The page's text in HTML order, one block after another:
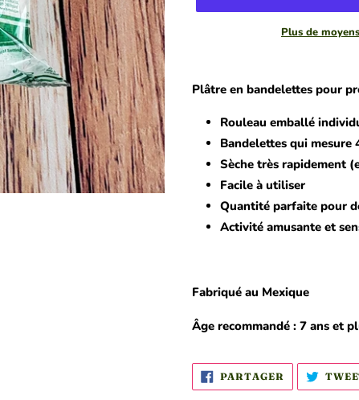
Plus de
d'un
Plâtre en bandelettes pour
Rouleau emballé
Bandelettes qui mesure
Sèche très rapidement
Facile à utiliser
Quantité parfaite pour
Activité amusante et
Fabriqué au Mexique
Âge recommandé : 7 ans et
PARTAGER PARTAGER
SUR
FACEBOOK